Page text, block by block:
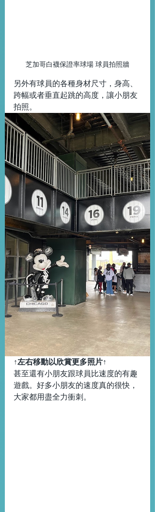
芝加哥白襪保證率球場 球員拍照牆
另外有球員的各種身材尺寸，身高、
跨幅或者垂直起跳的高度，讓小朋友
拍照。
↑左右移動以欣賞更多照片↑
甚至還有小朋友跟球員比速度的有趣
遊戲。好多小朋友的速度真的很快，
大家都用盡全力衝刺。